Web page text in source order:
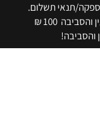
תנאי תשלום.
100 ₪
והסביבה!